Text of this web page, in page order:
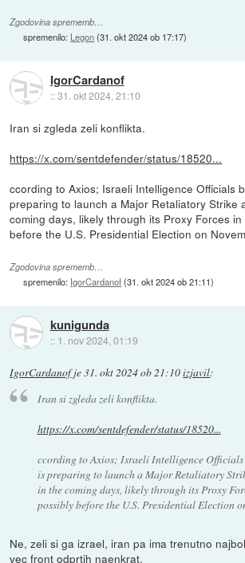
Zgodovina sprememb…
spremenilo: Legon(31. okt 2024 ob 17:17)
IgorCardanof
::31. okt 2024, 21:10
Iran si zgleda zeli konflikta.
https://x.com/sentdefender/status/18520...
ccording to Axios; Israeli Intelligence Officials
preparing to launch a Major Retaliatory Strike
coming days, likely through its Proxy Forces
before the U.S. Presidential Election on
Zgodovina sprememb…
spremenilo: IgorCardanof(31. okt 2024 ob 21:11)
kunigunda
:: 1. nov 2024, 01:19
IgorCardanofje31. okt 2024 ob 21:10izjavil:
Iran si zgleda zeli konflikta.
https://x.com/sentdefender/status/18520...
ccording to Axios; Israeli Intelligence
is preparing to launch a Major Retaliatory
in the coming days, likely through its Proxy
possibly before the U.S. Presidential Election
Ne, zeli si ga izrael, iran pa ima trenutno
vec front odprtih naenkrat.